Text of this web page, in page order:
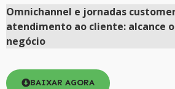
Omnichannel e jornadas
atendimento ao cliente: alcance o
negócio
BAIXAR AGORA